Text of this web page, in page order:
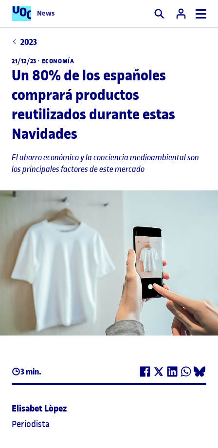
News Buscar
2023
21/12/23 · ECONOMÍA
Un 80% de los españoles
comprará productos
reutilizados durante estas
Navidades
El ahorro económico y la conciencia medioambiental son
los principales factores de este mercado
3 min.
Elisabet Lòpez
Periodista